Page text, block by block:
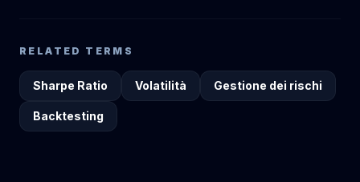
RELATED TERMS
Sharpe Ratio Volatilità Gestione dei rischi
Backtesting